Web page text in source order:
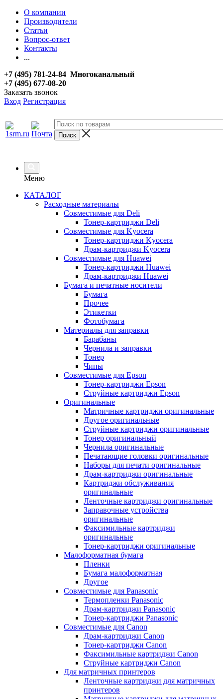
О компании
Производители
Статьи
Вопрос-ответ
Контакты
...
+7 (495) 781-24-84 Многоканальный
+7 (495) 677-08-20
Заказать звонок
Вход Регистрация
Меню
КАТАЛОГ
Расходные материалы
Совместимые для Deli
Тонер-картриджи Deli
Совместимые для Kyocera
Тонер-картриджи Kyocera
Драм-картриджи Kyocera
Совместимые для Huawei
Тонер-картриджи Huawei
Драм-картриджи Huawei
Бумага и печатные носители
Бумага
Прочее
Этикетки
Фотобумага
Материалы для заправки
Барабаны
Чернила и заправки
Тонер
Чипы
Совместимые для Epson
Тонер-картриджи Epson
Струйные картриджи Epson
Оригинальные
Матричные картриджи оригинальные
Другое оригинальные
Струйные картриджи оригинальные
Тонер оригинальный
Чернила оригинальные
Печатающие головки оригинальные
Наборы для печати оригинальные
Драм-картриджи оригинальные
Картриджи обслуживания
оригинальные
Ленточные картриджи оригинальные
Заправочные устройства
оригинальные
Факсимильные картриджи
оригинальные
Тонер-картриджи оригинальные
Малоформатная бумага
Пленки
Бумага малоформатная
Другое
Совместимые для Panasonic
Термопленки Panasonic
Драм-картриджи Panasonic
Тонер-картриджи Panasonic
Совместимые для Canon
Драм-картриджи Canon
Тонер-картриджи Canon
Факсимильные картриджи Canon
Струйные картриджи Canon
Для матричных принтеров
Ленточные картриджи для матричных
принтеров